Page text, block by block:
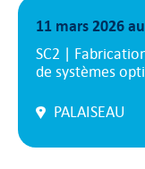
11 mars 2026
SC2 |
de systèmes
PALAISEAU